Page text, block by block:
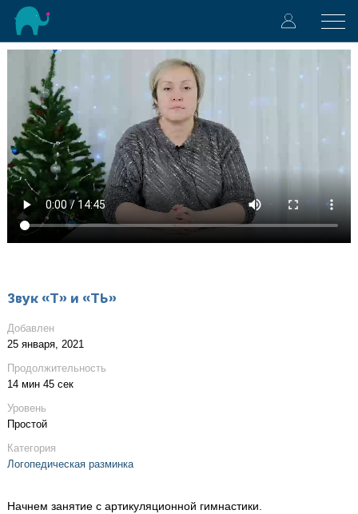
Звук «Т» и «ТЬ»
Добавлен
25 января, 2021
Продолжительность
14 мин 45 сек
Уровень
Простой
Категория
Логопедическая разминка
Начнем занятие с артикуляционной гимнастики.